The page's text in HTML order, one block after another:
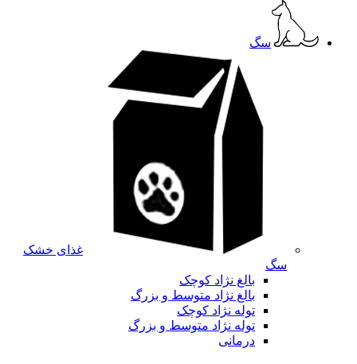
سگ
غذای خشک
سگ
بالغ نژاد کوچک
بالغ نژاد متوسط و بزرگ
توله نژاد کوچک
توله نژاد متوسط و بزرگ
درمانی